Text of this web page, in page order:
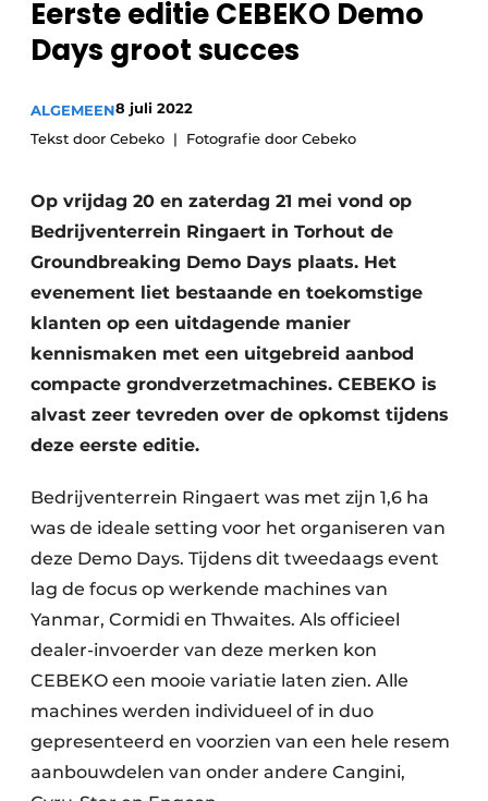
Privacy / Cookie statement
Vacature aanmelden
Video’s
Eerste editie CEBEKO Demo
Days groot succes
ALGEMEEN8 juli 2022
Tekst door Cebeko
Fotografie door Cebeko
Op vrijdag 20 en zaterdag 21 mei vond op
Bedrijventerrein Ringaert in Torhout de
Groundbreaking Demo Days plaats. Het
evenement liet bestaande en toekomstige
klanten op een uitdagende manier
kennismaken met een uitgebreid aanbod
compacte grondverzetmachines. CEBEKO is
alvast zeer tevreden over de opkomst tijdens
deze eerste editie.
Bedrijventerrein Ringaert was met zijn 1,6 ha
was de ideale setting voor het organiseren van
deze Demo Days. Tijdens dit tweedaags event
lag de focus op werkende machines van
Yanmar, Cormidi en Thwaites. Als officieel
dealer-invoerder van deze merken kon
CEBEKO een mooie variatie laten zien. Alle
machines werden individueel of in duo
gepresenteerd en voorzien van een hele resem
aanbouwdelen van onder andere Cangini,